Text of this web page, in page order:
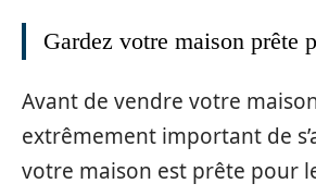
Gardez votre maison prête
Avant de vendre votre
extrêmement important de
votre maison est prête pour